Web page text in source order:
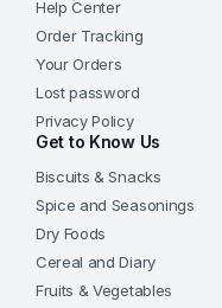
Help Center
Order Tracking
Your Orders
Lost password
Privacy Policy
Get to Know Us
Biscuits & Snacks
Spice and Seasonings
Dry Foods
Cereal and Diary
Fruits & Vegetables